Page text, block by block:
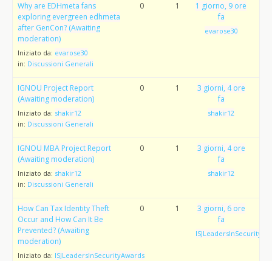
Why are EDHmeta fans
exploring evergreen edhmeta
after GenCon? (Awaiting
moderation)
Iniziato da: evarose30
in: Discussioni Generali
0 1
1 giorno, 9 ore
fa
evarose30
IGNOU Project Report
(Awaiting moderation)
Iniziato da: shakir12
in: Discussioni Generali
0 1
3 giorni, 4 ore
fa
shakir12
IGNOU MBA Project Report
(Awaiting moderation)
Iniziato da: shakir12
in: Discussioni Generali
0 1
3 giorni, 4 ore
fa
shakir12
How Can Tax Identity Theft
Occur and How Can It Be
Prevented? (Awaiting
moderation)
Iniziato da: ISJLeadersInSecurityAwards
0 1
3 giorni, 6 ore
fa